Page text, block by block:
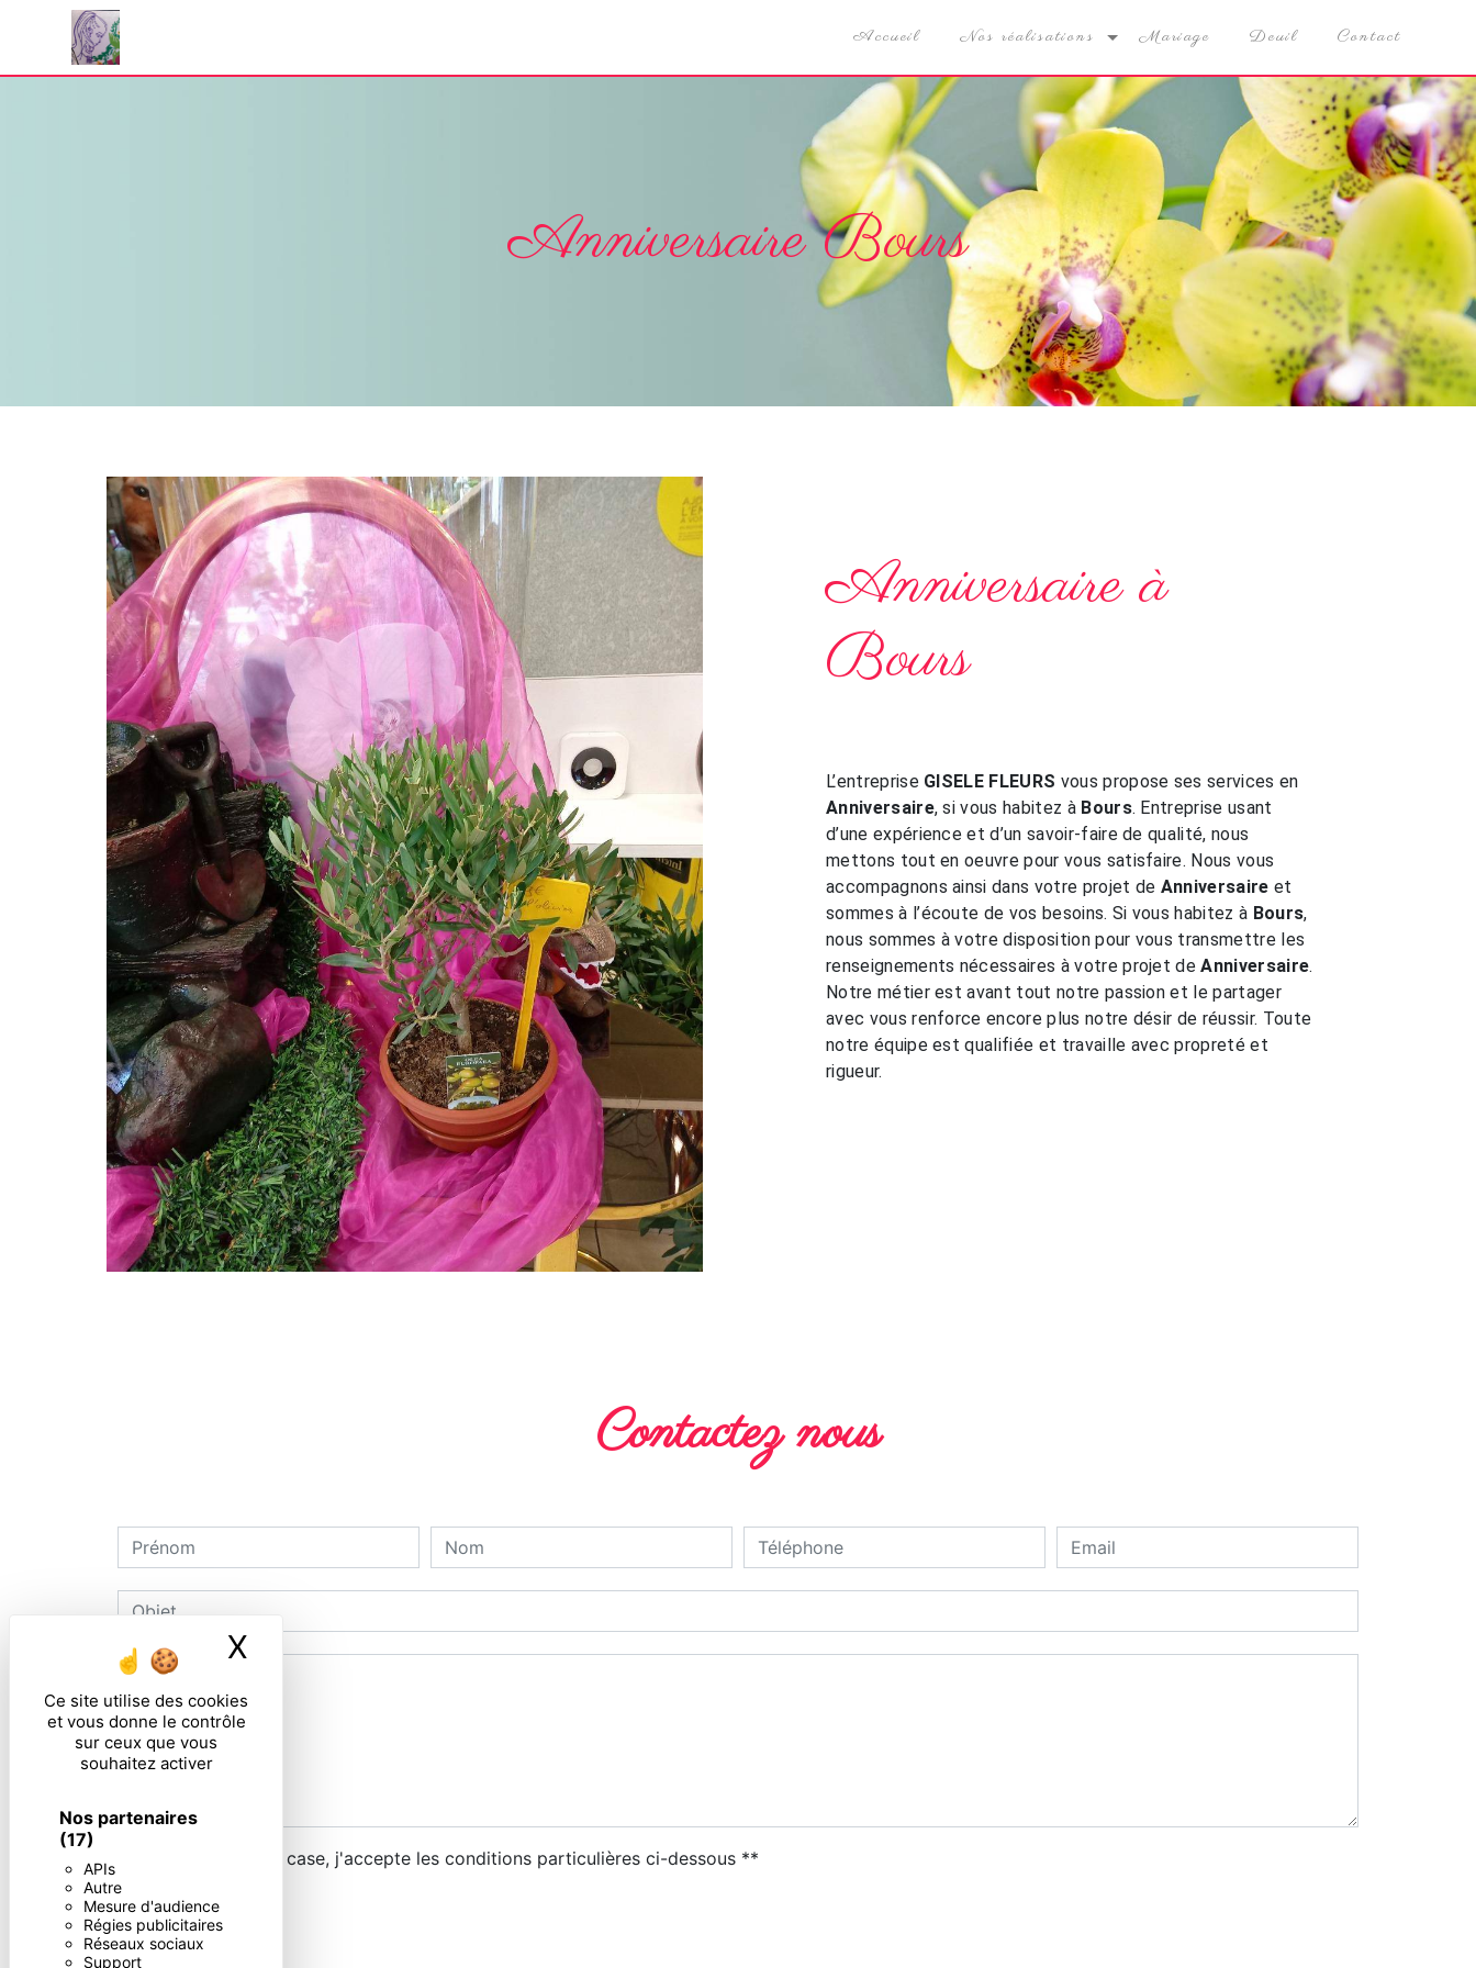
Panneau de gestion des cookies
Ce site utilise des cookies
et vous donne le contrôle
sur ceux que vous
souhaitez activer
Nos partenaires
(17)
APIs
Autre
Mesure d'audience
Régies publicitaires
Réseaux sociaux
Support
X Masquer le bandeau des cookies
Accueil Nos réalisations Mariage Deuil Contact
Anniversaire Bours
Anniversaire à
Bours
L’entreprise GISELE FLEURS vous propose ses services en
Anniversaire, si vous habitez à Bours. Entreprise usant
d’une expérience et d’un savoir-faire de qualité, nous
mettons tout en oeuvre pour vous satisfaire. Nous vous
accompagnons ainsi dans votre projet de Anniversaire et
sommes à l’écoute de vos besoins. Si vous habitez à Bours,
nous sommes à votre disposition pour vous transmettre les
renseignements nécessaires à votre projet deAnniversaire.
Notre métier est avant tout notre passion et le partager
avec vous renforce encore plus notre désir de réussir. Toute
notre équipe est qualifiée et travaille avec propreté et
rigueur.
Contactez nous
En cochant cette case, j'accepte les conditions particulières ci-dessous **